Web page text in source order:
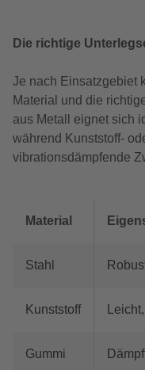
Die richtige
Je nach Einsatzgebiet
Material und die
aus Metall eignet sich
während Kunststoff-
vibrationsdämpfende
Material
Stahl
Kunststoff
Gummi